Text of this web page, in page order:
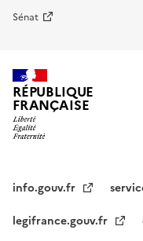
Sénat
RÉPUBLIQUE
FRANÇAISE
info.gouv.fr
legifrance.gouv.fr